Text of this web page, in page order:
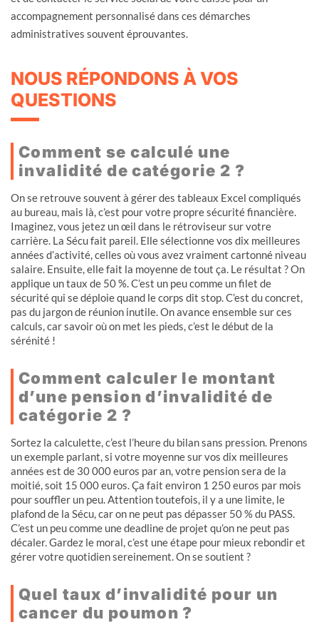
accompagnement personnalisé dans ces démarches
administratives souvent éprouvantes.
NOUS RÉPONDONS À VOS
QUESTIONS
Comment se calculé une
invalidité de catégorie 2 ?
On se retrouve souvent à gérer des tableaux Excel compliqués
au bureau, mais là, c’est pour votre propre sécurité financière.
Imaginez, vous jetez un œil dans le rétroviseur sur votre
carrière. La Sécu fait pareil. Elle sélectionne vos dix meilleures
années d’activité, celles où vous avez vraiment cartonné niveau
salaire. Ensuite, elle fait la moyenne de tout ça. Le résultat ? On
applique un taux de 50 %. C’est un peu comme un filet de
sécurité qui se déploie quand le corps dit stop. C’est du concret,
pas du jargon de réunion inutile. On avance ensemble sur ces
calculs, car savoir où on met les pieds, c’est le début de la
sérénité !
Comment calculer le montant
d’une pension d’invalidité de
catégorie 2 ?
Sortez la calculette, c’est l’heure du bilan sans pression. Prenons
un exemple parlant, si votre moyenne sur vos dix meilleures
années est de 30 000 euros par an, votre pension sera de la
moitié, soit 15 000 euros. Ça fait environ 1 250 euros par mois
pour souffler un peu. Attention toutefois, il y a une limite, le
plafond de la Sécu, car on ne peut pas dépasser 50 % du PASS.
C’est un peu comme une deadline de projet qu’on ne peut pas
décaler. Gardez le moral, c’est une étape pour mieux rebondir et
gérer votre quotidien sereinement. On se soutient ?
Quel taux d’invalidité pour un
cancer du poumon ?